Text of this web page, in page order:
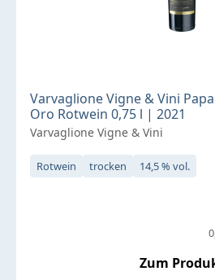
Varvaglione Vigne & Vini
Oro Rotwein 0,75 l | 2021
Varvaglione Vigne & Vini
Rotwein trocken 14,5 % vol.
Zum